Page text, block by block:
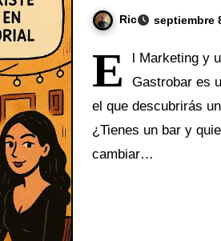
Ric septiembre
E
l Marketing y
Gastrobar es
el que descubrirás
¿Tienes un bar y
cambiar…